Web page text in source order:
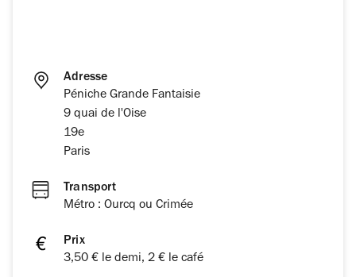
Adresse
Péniche Grande Fantaisie
9 quai de l'Oise
19e
Paris
Transport
Métro : Ourcq ou Crimée
Prix
3,50 € le demi, 2 € le café